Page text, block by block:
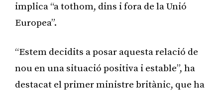
implica “a tothom, dins i fora de la Unió
Europea”.
“Estem decidits a posar aquesta relació de
nou en una situació positiva i estable”, ha
destacat el primer ministre britànic, que ha